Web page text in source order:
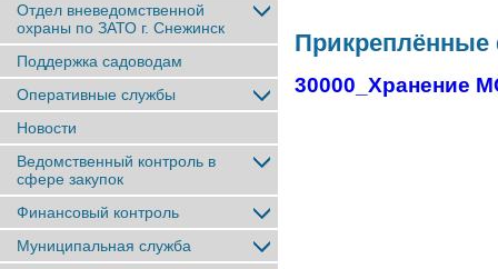
Отдел вневедомственной
охраны по ЗАТО г. Снежинск
Поддержка садоводам
Оперативные службы
Новости
Ведомственный контроль в
сфере закупок
Финансовый контроль
Муниципальная служба
30000_Хранение